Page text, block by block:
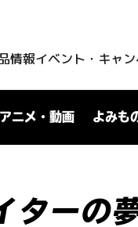
情報イベント・キャ
アニメ・動画 よみも
ターの